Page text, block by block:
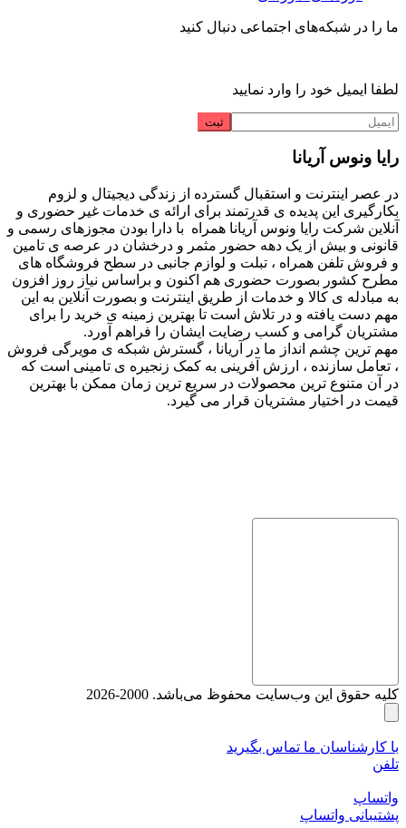
ما را در شبکه‌های اجتماعی دنبال کنید
لطفا ایمیل خود را وارد نمایید
رایا ونوس آریانا
در عصر اینترنت و استقبال گسترده از زندگی دیجیتال و لزوم
بکارگیری این پدیده ی قدرتمند برای ارائه ی خدمات غیر حضوری و
آنلاین شرکت رایا ونوس آریانا همراه با دارا بودن مجوزهای رسمی و
قانونی و بیش از یک دهه حضور مثمر و درخشان در عرصه ی تامین
و فروش تلفن همراه ، تبلت و لوازم جانبی در سطح فروشگاه های
مطرح کشور بصورت حضوری هم اکنون و براساس نیاز روز افزون
به مبادله ی کالا و خدمات از طریق اینترنت و بصورت آنلاین به این
مهم دست یافته و در تلاش است تا بهترین زمینه ی خرید را برای
مشتریان گرامی و کسب رضایت ایشان را فراهم آورد.
مهم ترین چشم انداز ما در آریانا ، گسترش شبکه ی مویرگی فروش
، تعامل سازنده ، ارزش آفرینی به کمک زنجیره ی تامینی است که
در آن متنوع ترین محصولات در سریع ترین زمان ممکن با بهترین
قیمت در اختیار مشتریان قرار می گیرد.
کلیه حقوق این وب‌سایت محفوظ می‌باشد. 2000-2026
با کارشناسان ما تماس بگیرید
تلفن
واتساپ
پشتیبانی واتساپ